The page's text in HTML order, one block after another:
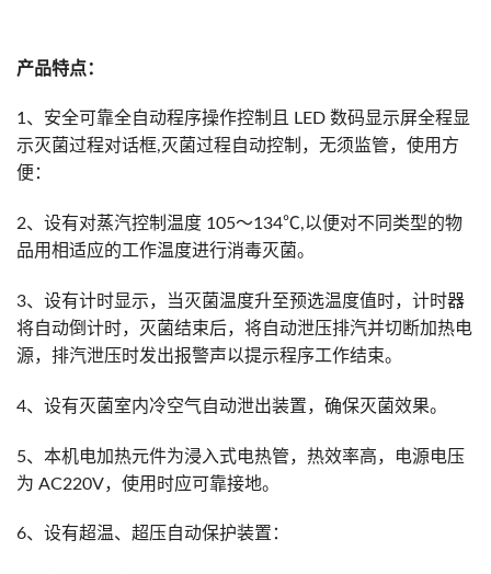
产品特点：
1、安全可靠全自动程序操作控制且 LED 数码显示屏全程显
示灭菌过程对话框,灭菌过程自动控制，无须监管，使用方
便：
2、设有对蒸汽控制温度 105～134℃,以便对不同类型的物
品用相适应的工作温度进行消毒灭菌。
3、设有计时显示，当灭菌温度升至预选温度值时，计时器
将自动倒计时，灭菌结束后，将自动泄压排汽并切断加热电
源，排汽泄压时发出报警声以提示程序工作结束。
4、设有灭菌室内冷空气自动泄出装置，确保灭菌效果。
5、本机电加热元件为浸入式电热管，热效率高，电源电压
为 AC220V，使用时应可靠接地。
6、设有超温、超压自动保护装置：